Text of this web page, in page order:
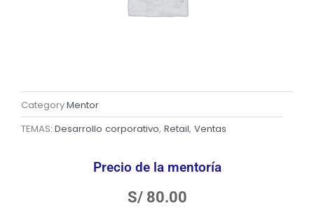
CategoryMentor
TEMAS: Desarrollo corporativo,Retail,Ventas
Precio de la mentoría
S/80.00